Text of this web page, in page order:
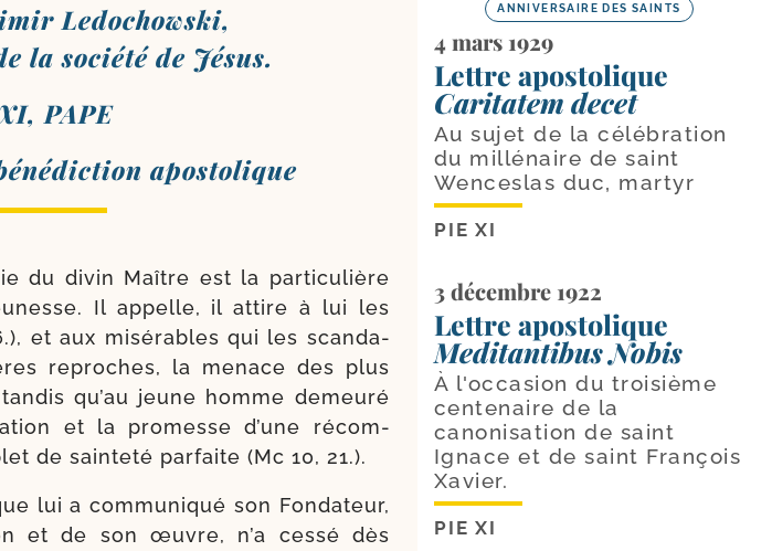
Ledochowski,
la socié­té de Jésus.
PAPE
apostolique
du divin Maître est la par­ti­cu­lière
Il appelle, il attire à lui les
et aux misé­rables qui les scan­da­
reproches, la menace des plus
qu’au jeune homme demeu­ré
et la pro­messe d’une récom­
de sain­te­té par­faite (Mc 10, 21.).
lui a com­mu­ni­qué son Fondateur,
et de son œuvre, n’a ces­sé dès
ANNIVERSAIRE DES SAINTS
4 mars 1929
Lettre apostolique
Caritatem decet
Au sujet de la célébration
du millénaire de saint
Wenceslas duc, martyr
PIE XI
3 décembre 1922
Lettre apostolique
Meditantibus Nobis
À l'occasion du troisième
centenaire de la
canonisation de saint
Ignace et de saint François
Xavier.
PIE XI